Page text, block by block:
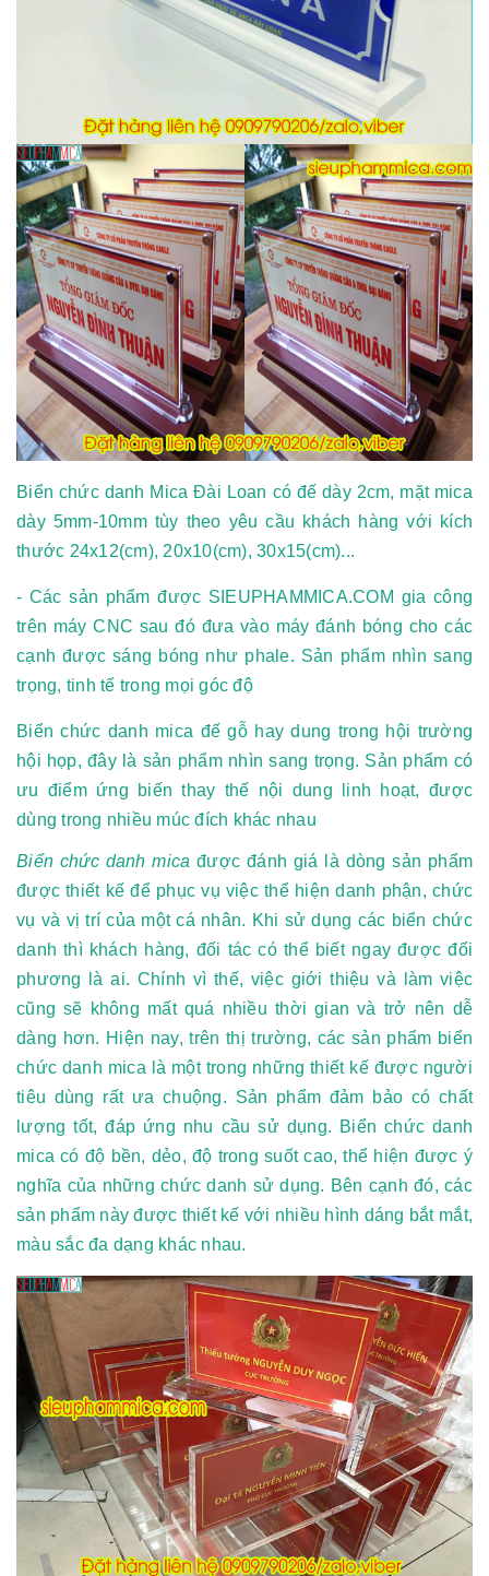
Biển chức danh Mica Đài Loan có đế dày 2cm, mặt mica
dày 5mm-10mm tùy theo yêu cầu khách hàng với kích
thước 24x12(cm), 20x10(cm), 30x15(cm)...
- Các sản phẩm được SIEUPHAMMICA.COM gia công
trên máy CNC sau đó đưa vào máy đánh bóng cho các
cạnh được sáng bóng như phale. Sản phẩm nhìn sang
trọng, tinh tế trong mọi góc độ
Biển chức danh mica đế gỗ hay dung trong hội trường
hội họp, đây là sản phẩm nhìn sang trọng. Sản phẩm có
ưu điểm ứng biến thay thế nội dung linh hoạt, được
dùng trong nhiều múc đích khác nhau
Biển chức danh mica được đánh giá là dòng sản phẩm
được thiết kế để phục vụ việc thể hiện danh phận, chức
vụ và vị trí của một cá nhân. Khi sử dụng các biển chức
danh thì khách hàng, đối tác có thể biết ngay được đối
phương là ai. Chính vì thế, việc giới thiệu và làm việc
cũng sẽ không mất quá nhiều thời gian và trở nên dễ
dàng hơn. Hiện nay, trên thị trường, các sản phẩm biển
chức danh mica là một trong những thiết kế được người
tiêu dùng rất ưa chuộng. Sản phẩm đảm bảo có chất
lượng tốt, đáp ứng nhu cầu sử dụng. Biển chức danh
mica có độ bền, dẻo, độ trong suốt cao, thể hiện được ý
nghĩa của những chức danh sử dụng. Bên cạnh đó, các
sản phẩm này được thiết kế với nhiều hình dáng bắt mắt,
màu sắc đa dạng khác nhau.